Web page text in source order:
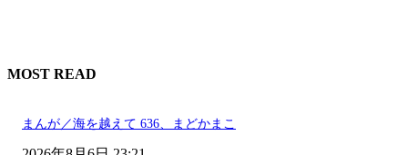
MOST READ
まんが／海を越えて 636、まどかまこ